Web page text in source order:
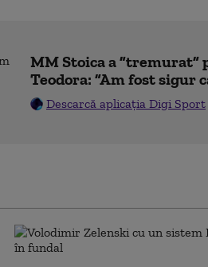
MM Stoica a ”tremurat”
Teodora: ”Am fost sigur
Descarcă aplicația Digi Sport